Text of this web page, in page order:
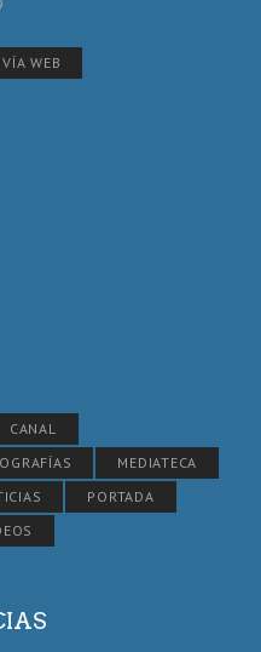
WEB
CANAL
MEDIATECA
PORTADA